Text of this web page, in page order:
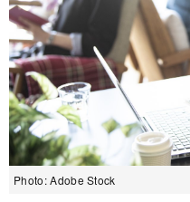
Photo: Adobe Stock